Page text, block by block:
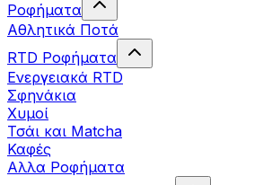
Ροφήματα
Αθλητικά Ποτά
RTD Ροφήματα
Ενεργειακά RTD
Σφηνάκια
Χυμοί
Τσάι και Matcha
Καφές
Αλλα Ροφήματα